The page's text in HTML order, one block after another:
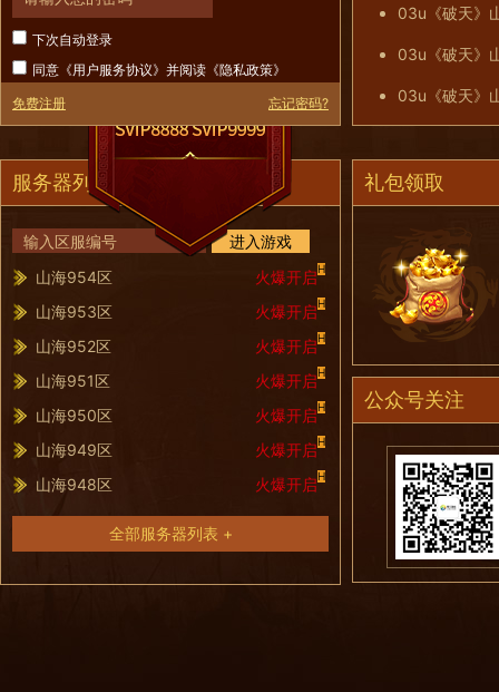
下次自动登录
同意《用户服务协议》并阅读《隐私政策》
免费注册
忘记密码?
服务器列表
进入游戏
山海954区
火爆开启H
山海953区 火爆开启H
山海952区 火爆开启H
山海951区 火爆开启H
山海950区 火爆开启H
山海949区 火爆开启H
山海948区 火爆开启H
全部服务器列表 +
03u《破天》
03u《破天》
03u《破天》
礼包领取
公众号关注